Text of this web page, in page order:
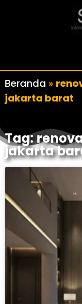
Beranda »
jakarta barat
Tag:
jakarta